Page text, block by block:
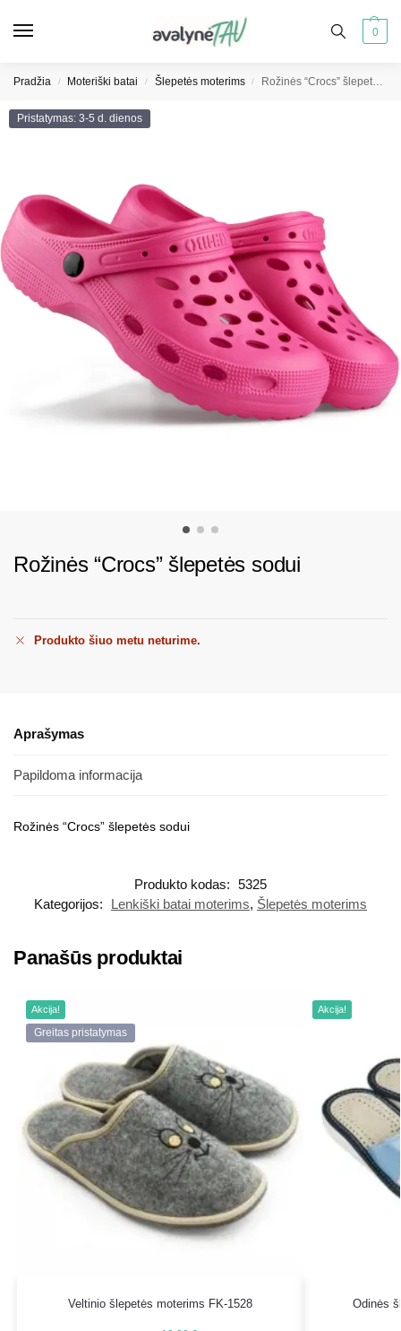
0
Pradžia / Moteriški batai / Šlepetės moterims / Rožinės “Crocs” šlepetės sodui
Pristatymas: 3-5 d. dienos
Rožinės “Crocs” šlepetės sodui
Produkto šiuo metu neturime.
Aprašymas
Papildoma informacija
Rožinės “Crocs” šlepetės sodui
Produkto kodas: 5325
Kategorijos:
Lenkiški batai moterims, Šlepetės moterims
Panašūs produktai
Akcija!
Greitas pristatymas
Veltinio šlepetės moterims FK-1528
Akcija!
Odinės